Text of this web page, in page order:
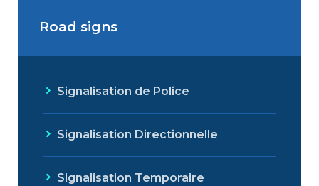
Road signs
Signalisation de Police
Signalisation Directionnelle
Signalisation Temporaire